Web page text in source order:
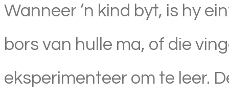
Wanneer ’n kind byt, is hy
bors van hulle ma, of die
eksperimenteer om te leer.